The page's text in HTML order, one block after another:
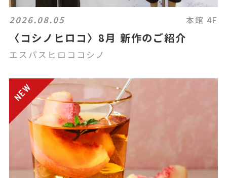
2026.08.05 本館 4F
〈コシノヒロコ〉8月 新作のご紹介
エスパスヒロココシノ